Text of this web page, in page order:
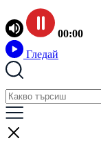
00:00
Гледай